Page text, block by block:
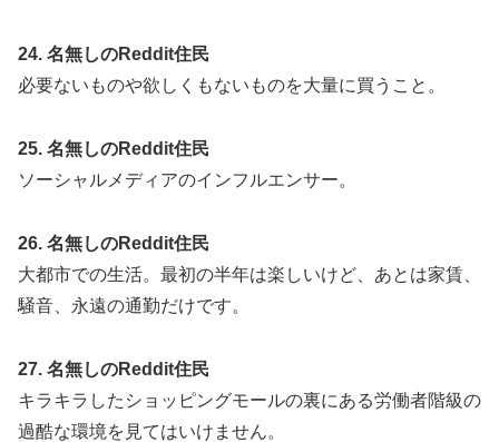
24. 名無しのReddit住民
必要ないものや欲しくもないものを大量に買うこと。
25. 名無しのReddit住民
ソーシャルメディアのインフルエンサー。
26. 名無しのReddit住民
大都市での生活。最初の半年は楽しいけど、あとは家賃、
騒音、永遠の通勤だけです。
27. 名無しのReddit住民
キラキラしたショッピングモールの裏にある労働者階級の
過酷な環境を見てはいけません。